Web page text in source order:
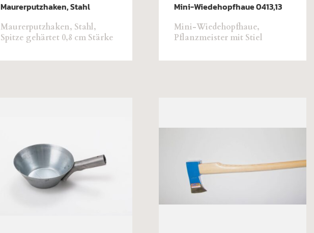
Maurerputzhaken, Stahl
Maurerputzhaken, Stahl,
Spitze gehärtet 0,8 cm Stärke
Mini-Wiedehopfhaue 0413,13
Mini-Wiedehopfhaue,
Pflanzmeister mit Stiel